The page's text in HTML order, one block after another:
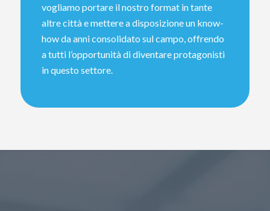
vogliamo portare il nostro format in tante
altre città e mettere a disposizione un know-
how da anni consolidato sul campo, offrendo
a tutti l’opportunità di diventare protagonisti
in questo settore.